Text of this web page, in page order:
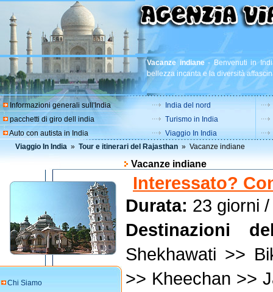
Vacanze indiane-Benvenuti in
bellezza incanta e la diversità
Informazioni generali sull'India
pacchetti di giro dell india
Auto con autista in India
India del nord
Turismo in India
Viaggio In India
Viaggio In India » Tour e itinerari del Rajasthan » Vacanze indiane
Vacanze indiane
Chi Siamo
Interessato?
Durata: 23 giorni
Destinazioni
Shekhawati >>
>> Kheechan >>